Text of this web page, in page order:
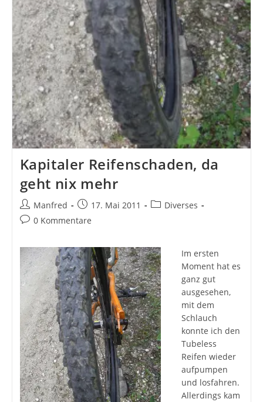
Kapitaler Reifenschaden, da
geht nix mehr
Beitrags-
Autor:
Manfred
Beitrag
veröffentlicht:
17. Mai 2011
Beitrags-
Diverses
Beitrags-
0 Kommentare
Im ersten
Moment hat es
ganz gut
ausgesehen,
mit dem
Schlauch
konnte ich den
Tubeless
Reifen wieder
aufpumpen
und losfahren.
Allerdings kam